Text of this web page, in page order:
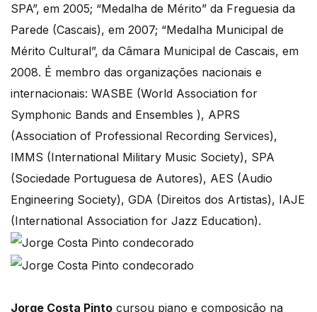
SPA”, em 2005; “Medalha de Mérito” da Freguesia da
Parede (Cascais), em 2007; “Medalha Municipal de
Mérito Cultural”, da Câmara Municipal de Cascais, em
2008. É membro das organizações nacionais e
internacionais: WASBE (World Association for
Symphonic Bands and Ensembles ), APRS
(Association of Professional Recording Services),
IMMS (International Military Music Society), SPA
(Sociedade Portuguesa de Autores), AES (Audio
Engineering Society), GDA (Direitos dos Artistas), IAJE
(International Association for Jazz Education).
Jorge Costa Pinto cursou piano e composição na